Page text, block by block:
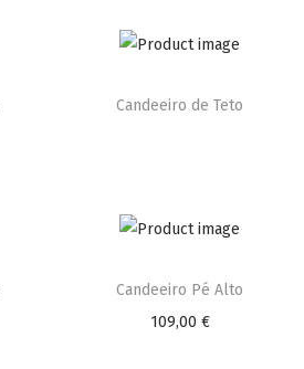
Candeeiro de Teto
Candeeiro Pé Alto
109,00 €